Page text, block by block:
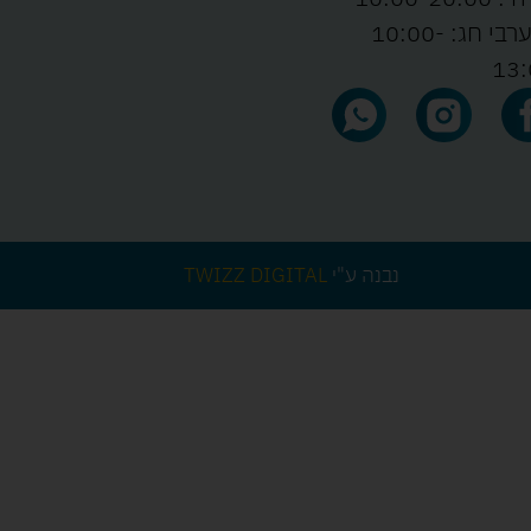
ו' וערבי חג: 10:00-
נבנה ע"יTWIZZ DIGITAL